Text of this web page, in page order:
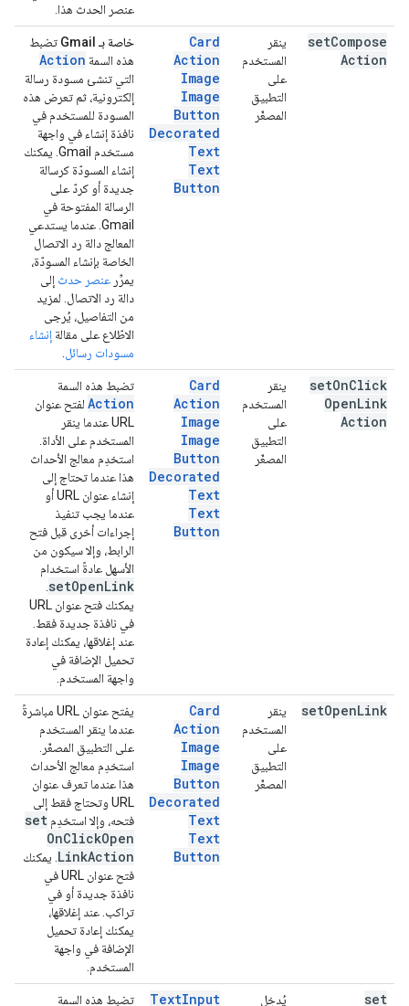
عنصر الحدث هذا.
setCompose
Action
ينقر
المستخدم
على
التطبيق
المصغّر
Card
Action
Image
Image
Button
Decorated
Text
Text
Button
خاصة بـ Gmail
تضبط
هذه السمة Action
التي تنشئ مسودة رسالة
إلكترونية، ثم تعرض هذه
المسودة للمستخدم في
نافذة إنشاء في واجهة
مستخدم Gmail. يمكنك
إنشاء المسودّة كرسالة
جديدة أو كردّ على
الرسالة المفتوحة في
Gmail. عندما يستدعي
المعالج دالة رد الاتصال
الخاصة بإنشاء المسودّة،
يمرِّر عنصر حدث إلى
دالة رد الاتصال. لمزيد
من التفاصيل، يُرجى
الاطّلاع على مقالة إنشاء
مسودات رسائل
setOnClick
OpenLink
Action
ينقر
المستخدم
على
التطبيق
المصغّر
Card
Action
Image
Image
Button
Decorated
Text
Text
Button
تضبط هذه السمة
Action لفتح عنوان
URL عندما ينقر
المستخدم على الأداة.
استخدِم معالج الأحداث
هذا عندما تحتاج إلى
إنشاء عنوان URL أو
عندما يجب تنفيذ
إجراءات أخرى قبل فتح
الرابط، وإلا سيكون من
الأسهل عادةً استخدام
setOpenLink
يمكنك فتح عنوان URL
في نافذة جديدة فقط.
عند إغلاقها، يمكنك إعادة
تحميل الإضافة في
واجهة المستخدم.
setOpenLink
ينقر
المستخدم
على
التطبيق
المصغّر
Card
Action
Image
Image
Button
Decorated
Text
Text
Button
يفتح عنوان URL مباشرةً
عندما ينقر المستخدم
على التطبيق المصغّر.
استخدِم معالج الأحداث
هذا عندما تعرف عنوان
URL وتحتاج فقط إلى
فتحه، وإلا استخدِم set
OnClickOpen
LinkAction
. يمكنك
فتح عنوان URL في
نافذة جديدة أو في
تراكب. عند إغلاقها،
يمكنك إعادة تحميل
الإضافة في واجهة
المستخدم.
set يُدخِل TextInput تضبط هذه السمة